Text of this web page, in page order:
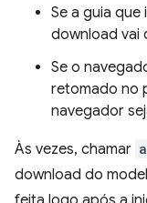
Se a guia
download vai
Se o
retomado no
navegador
Às vezes, chamar
download do